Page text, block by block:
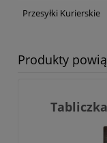
Przesyłki Kurierskie
Produkty